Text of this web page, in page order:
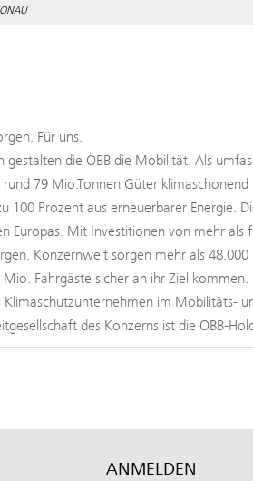
Für uns.
gestalten die ÖBB die Mobilität. Als
79 Mio.Tonnen Güter
100 Prozent aus erneuerbarer Energie.
Europas. Mit Investitionen von mehr
Konzernweit sorgen mehr als
Fahrgäste sicher an ihr Ziel
Klimaschutzunternehmen im Mobilitäts-
des Konzerns ist die ÖBB-
ANMELDEN